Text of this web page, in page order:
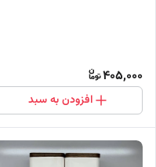
405,000
افزودن به سبد